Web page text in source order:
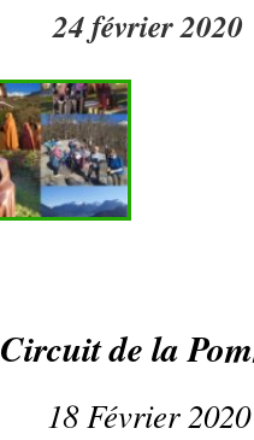
24 février 2020
Circuit de la
18 Février 2020